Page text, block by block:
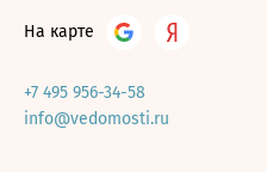
На карте
+7 495 956-34-58
info@vedomosti.ru